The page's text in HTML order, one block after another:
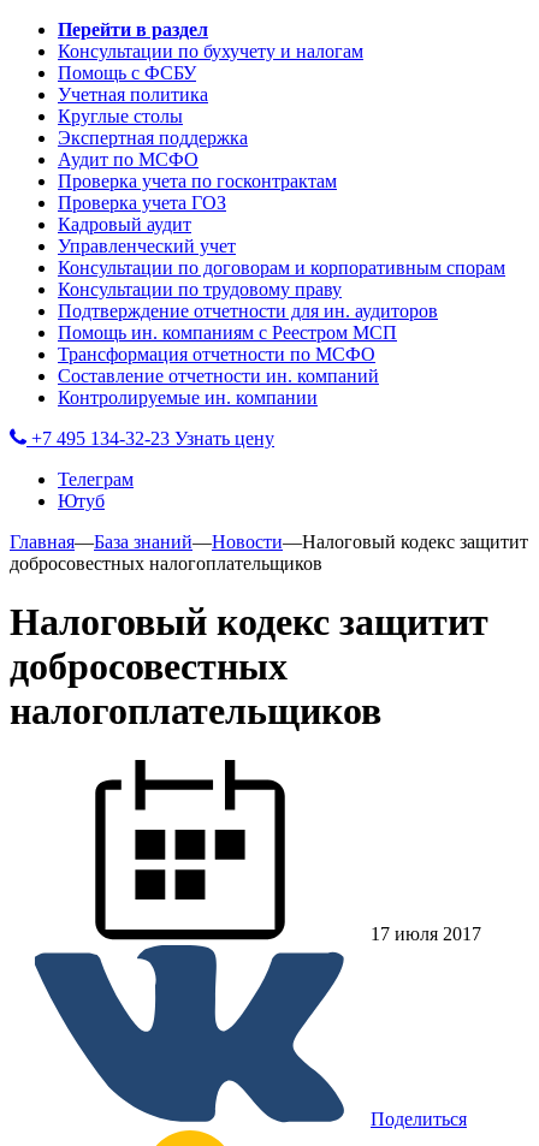
Перейти в раздел
Консультации по бухучету и налогам
Помощь с ФСБУ
Учетная политика
Круглые столы
Экспертная поддержка
Аудит по МСФО
Проверка учета по госконтрактам
Проверка учета ГОЗ
Кадровый аудит
Управленческий учет
Консультации по договорам и корпоративным спорам
Консультации по трудовому праву
Подтверждение отчетности для ин. аудиторов
Помощь ин. компаниям с Реестром МСП
Трансформация отчетности по МСФО
Составление отчетности ин. компаний
Контролируемые ин. компании
+7 495 134-32-23 Узнать цену
Телеграм
Ютуб
Главная—База знаний—Новости—Налоговый кодекс защитит
добросовестных налогоплательщиков
Налоговый кодекс защитит
добросовестных
налогоплательщиков
17 июля 2017
Поделиться